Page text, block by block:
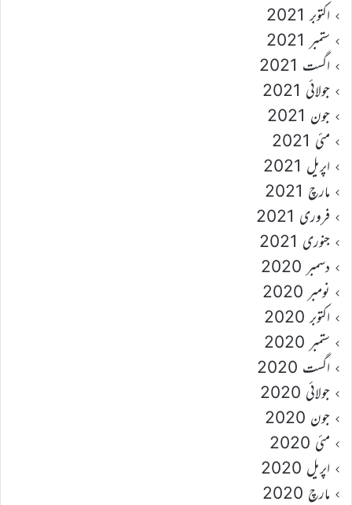
اکتوبر 2021
ستمبر 2021
اگست 2021
جولائی 2021
جون 2021
مئی 2021
اپریل 2021
مارچ 2021
فروری 2021
جنوری 2021
دسمبر 2020
نومبر 2020
اکتوبر 2020
ستمبر 2020
اگست 2020
جولائی 2020
جون 2020
مئی 2020
اپریل 2020
مارچ 2020